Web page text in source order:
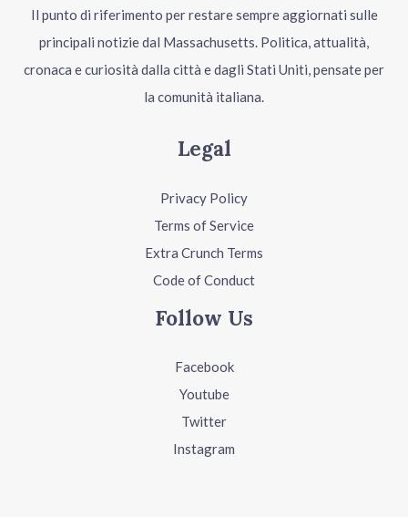
Il punto di riferimento per restare sempre aggiornati sulle
principali notizie dal Massachusetts. Politica, attualità,
cronaca e curiosità dalla città e dagli Stati Uniti, pensate per
la comunità italiana.
Legal
Privacy Policy
Terms of Service
Extra Crunch Terms
Code of Conduct
Follow Us
Facebook
Youtube
Twitter
Instagram